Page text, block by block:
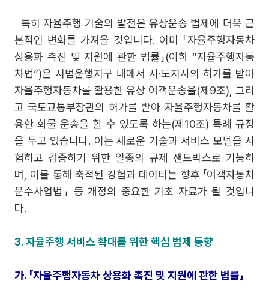
특히 자율주행 기술의 발전은 유상운송 법제에 더욱 근
본적인 변화를 가져올 것입니다. 이미 「자율주행자동차
상용화 촉진 및 지원에 관한 법률」(이하 “자율주행자동
차법”)은 시범운행지구 내에서 시·도지사의 허가를 받아
자율주행자동차를 활용한 유상 여객운송을(제9조), 그리
고 국토교통부장관의 허가를 받아 자율주행자동차를 활
용한 화물 운송을 할 수 있도록 하는(제10조) 특례 규정
을 두고 있습니다. 이는 새로운 기술과 서비스 모델을 시
험하고 검증하기 위한 일종의 규제 샌드박스로 기능하
며, 이를 통해 축적된 경험과 데이터는 향후 「여객자동차
운수사업법」 등 개정의 중요한 기초 자료가 될 것입니
다.
3. 자율주행 서비스 확대를 위한 핵심 법제 동향
가. 「자율주행자동차 상용화 촉진 및 지원에 관한 법률」